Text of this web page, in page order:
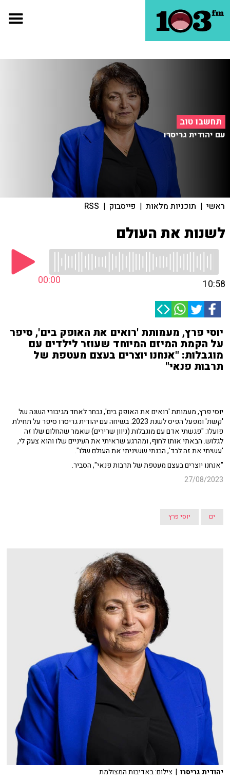
תחשבו טוב
עם יהודית גריסרו
ראשי | תוכניות מלאות | פייסבוק |
RSS
לשנות את העולם
00:00 10:58
יוסי פרץ, מעמותת 'רואים את האופק בים', סיפר
על הקמת המיזם המיוחד שעוזר לילדים עם
מוגבלות: "אנחנו יוצרים בעצם מעטפת של
תרבות פנאי"
יוסי פרץ, מעמותת 'רואים את האופק בים', נבחר לאחד מגיבורי השנה של
'קשת' ומפעל הפיס לשנת 2023. בשיחה עם יהודית גריסרו סיפר על תחילת
פועלו: "פגשתי אדם עם מוגבלות (ניוון שרירים) שאמר שהחלום שלו זה
לגלוש. הבאתי אותו לחוף, ומהרגע שראיתי את העיניים שלו והוא צעק לי,
'עשיתי את זה לבד', הבנתי ששיניתי את העולם שלו".
"אנחנו יוצרים בעצם מעטפת של תרבות פנאי", הסביר.
27/08/2023
ים יוסי פרץ
יהודית גריסרו | צילום: באדיבות המצולמת